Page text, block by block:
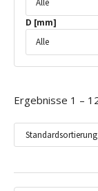
D [mm]
Ergebnisse 1 –